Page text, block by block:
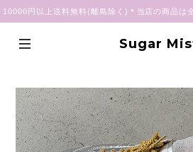
10000円以上送料無料(離島除く)＊当店の商品は
Sugar